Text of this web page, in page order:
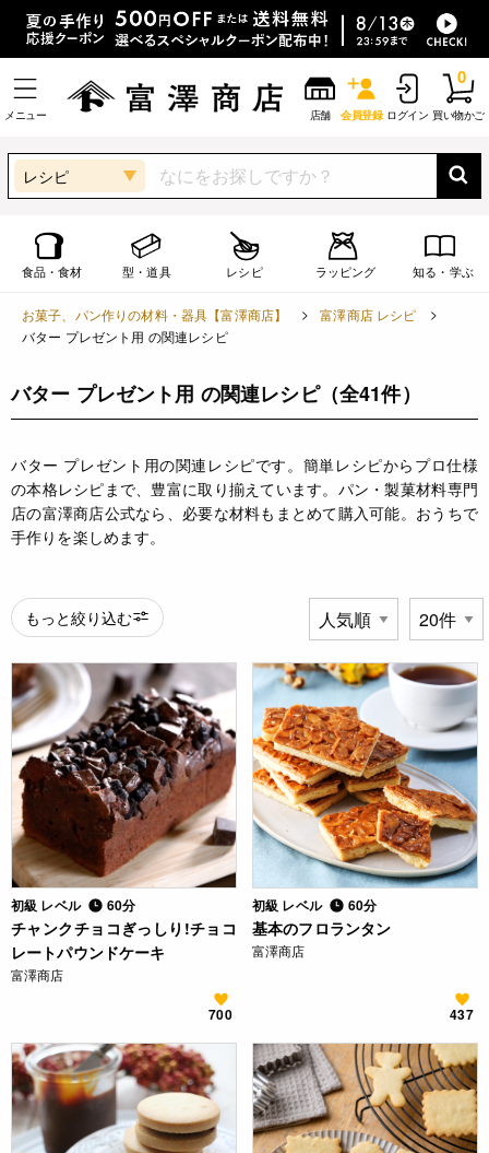
メニュー 店舗 会員登録 ログイン 買い物かご
0
レシピ
食品・食材 型・道具 レシピ ラッピング 知る・学ぶ
お菓子、パン作りの材料・器具【富澤商店】
富澤商店 レシピ
バター プレゼント用 の関連レシピ
バター プレゼント用 の関連レシピ（全41件）
バター プレゼント用の関連レシピです。簡単レシピからプロ仕様
の本格レシピまで、豊富に取り揃えています。パン・製菓材料専門
店の富澤商店公式なら、必要な材料もまとめて購入可能。おうちで
手作りを楽しめます。
もっと絞り込む
初級 レベル 60分
チャンクチョコぎっしり!チョコ
レートパウンドケーキ
富澤商店
700
初級 レベル 60分
基本のフロランタン
富澤商店
437